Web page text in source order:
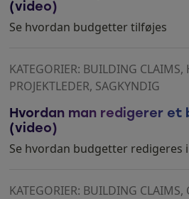
(video)
Se hvordan budgetter tilføjes
KATEGORIER: BUILDING
PROJEKTLEDER, SAGKYNDIG
Hvordan man redigerer et
(video)
Se hvordan budgetter redigeres
KATEGORIER: BUILDING CLAIMS,